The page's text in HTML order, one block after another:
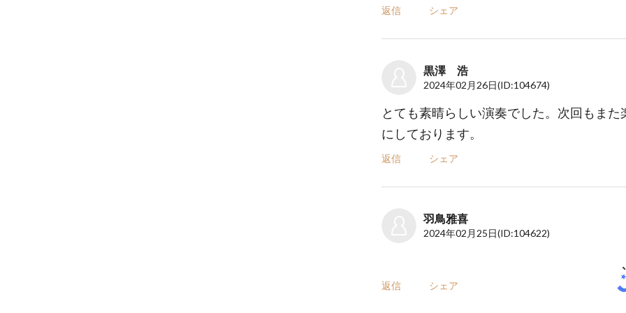
返信 シェア
黒澤 浩
2024年02月26日(ID:104674)
とても素晴らしい演奏でした。次回もまた
にしております。
返信 シェア
羽鳥雅喜
2024年02月25日(ID:104622)
返信 シェア